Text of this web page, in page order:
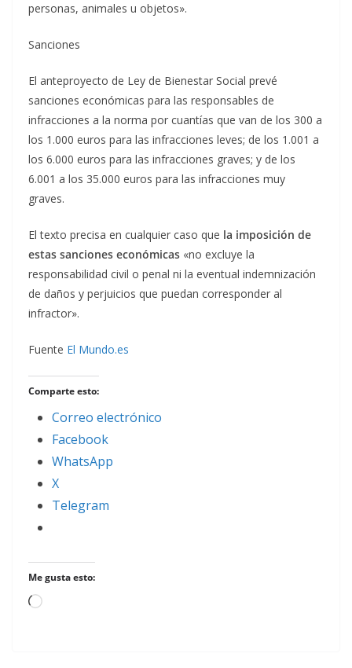
personas, animales u objetos».
Sanciones
El anteproyecto de Ley de Bienestar Social prevé
sanciones económicas para las responsables de
infracciones a la norma por cuantías que van de los 300 a
los 1.000 euros para las infracciones leves; de los 1.001 a
los 6.000 euros para las infracciones graves; y de los
6.001 a los 35.000 euros para las infracciones muy
graves.
El texto precisa en cualquier caso que la imposición de
estas sanciones económicas «no excluye la
responsabilidad civil o penal ni la eventual indemnización
de daños y perjuicios que puedan corresponder al
infractor».
Fuente El Mundo.es
Comparte esto:
Correo electrónico
Facebook
WhatsApp
X
Telegram
Me gusta esto:
Cargando...